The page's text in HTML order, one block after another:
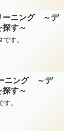
ーニング ～デ
探す～
す。
ニング ～デ
探す～
。